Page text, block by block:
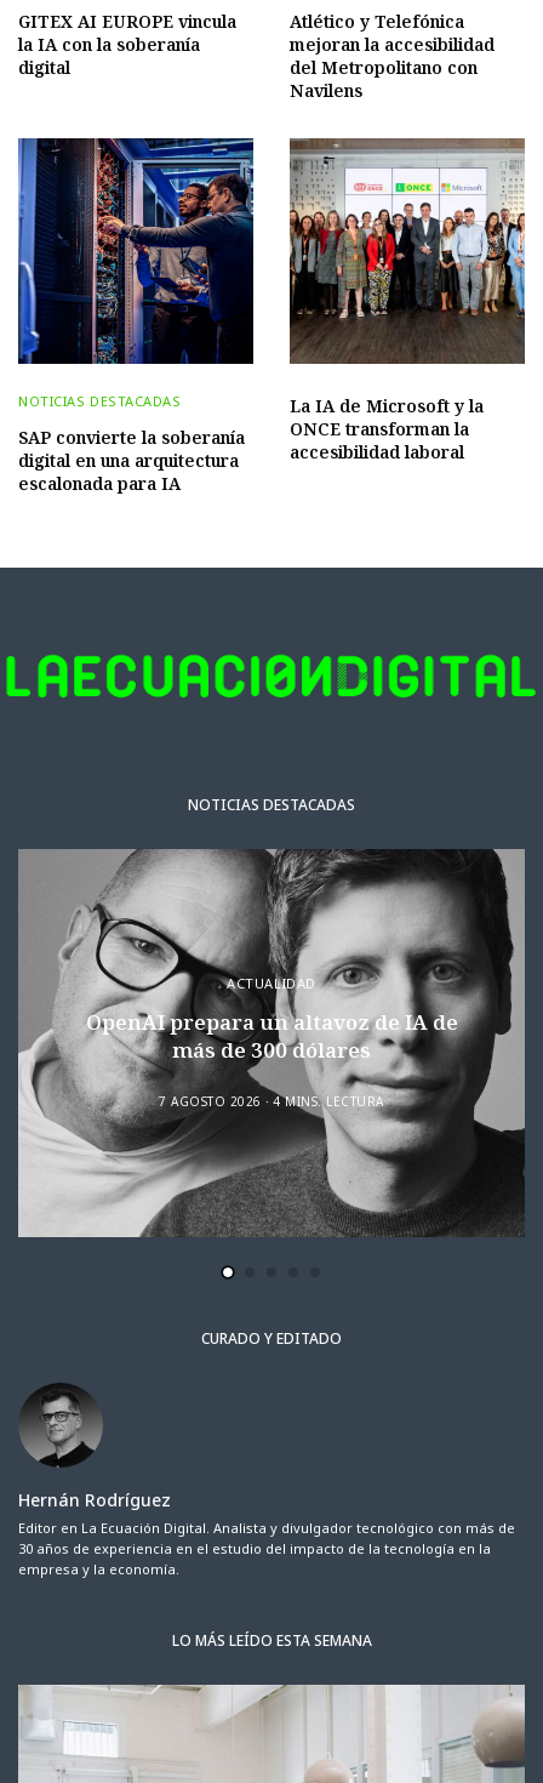
GITEX AI EUROPE vincula
la IA con la soberanía
digital
Atlético y Telefónica
mejoran la accesibilidad
del Metropolitano con
Navilens
NOTICIAS DESTACADAS
SAP convierte la soberanía
digital en una arquitectura
escalonada para IA
La IA de Microsoft y la
ONCE transforman la
accesibilidad laboral
NOTICIAS DESTACADAS
ACTUALIDAD
OpenAI prepara un altavoz de IA de
más de 300 dólares
7 AGOSTO 2026 4 MINS. LECTURA
CURADO Y EDITADO
Hernán Rodríguez
Editor en La Ecuación Digital. Analista y divulgador tecnológico con más de
30 años de experiencia en el estudio del impacto de la tecnología en la
empresa y la economía.
LO MÁS LEÍDO ESTA SEMANA